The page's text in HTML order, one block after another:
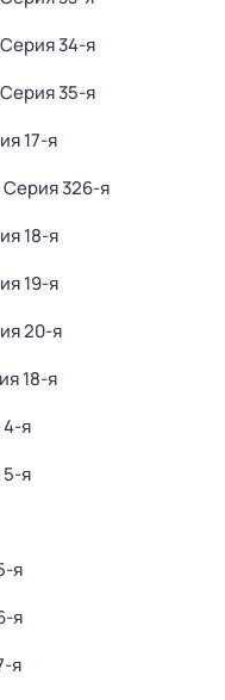
34-я
35-я
17-я
Серия 326-я
18-я
19-я
20-я
18-я
я
я
я
я
я